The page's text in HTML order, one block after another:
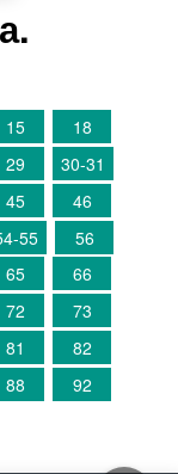
15
18
29
30-31
45
46
55
56
65
66
72
73
81
82
88 92